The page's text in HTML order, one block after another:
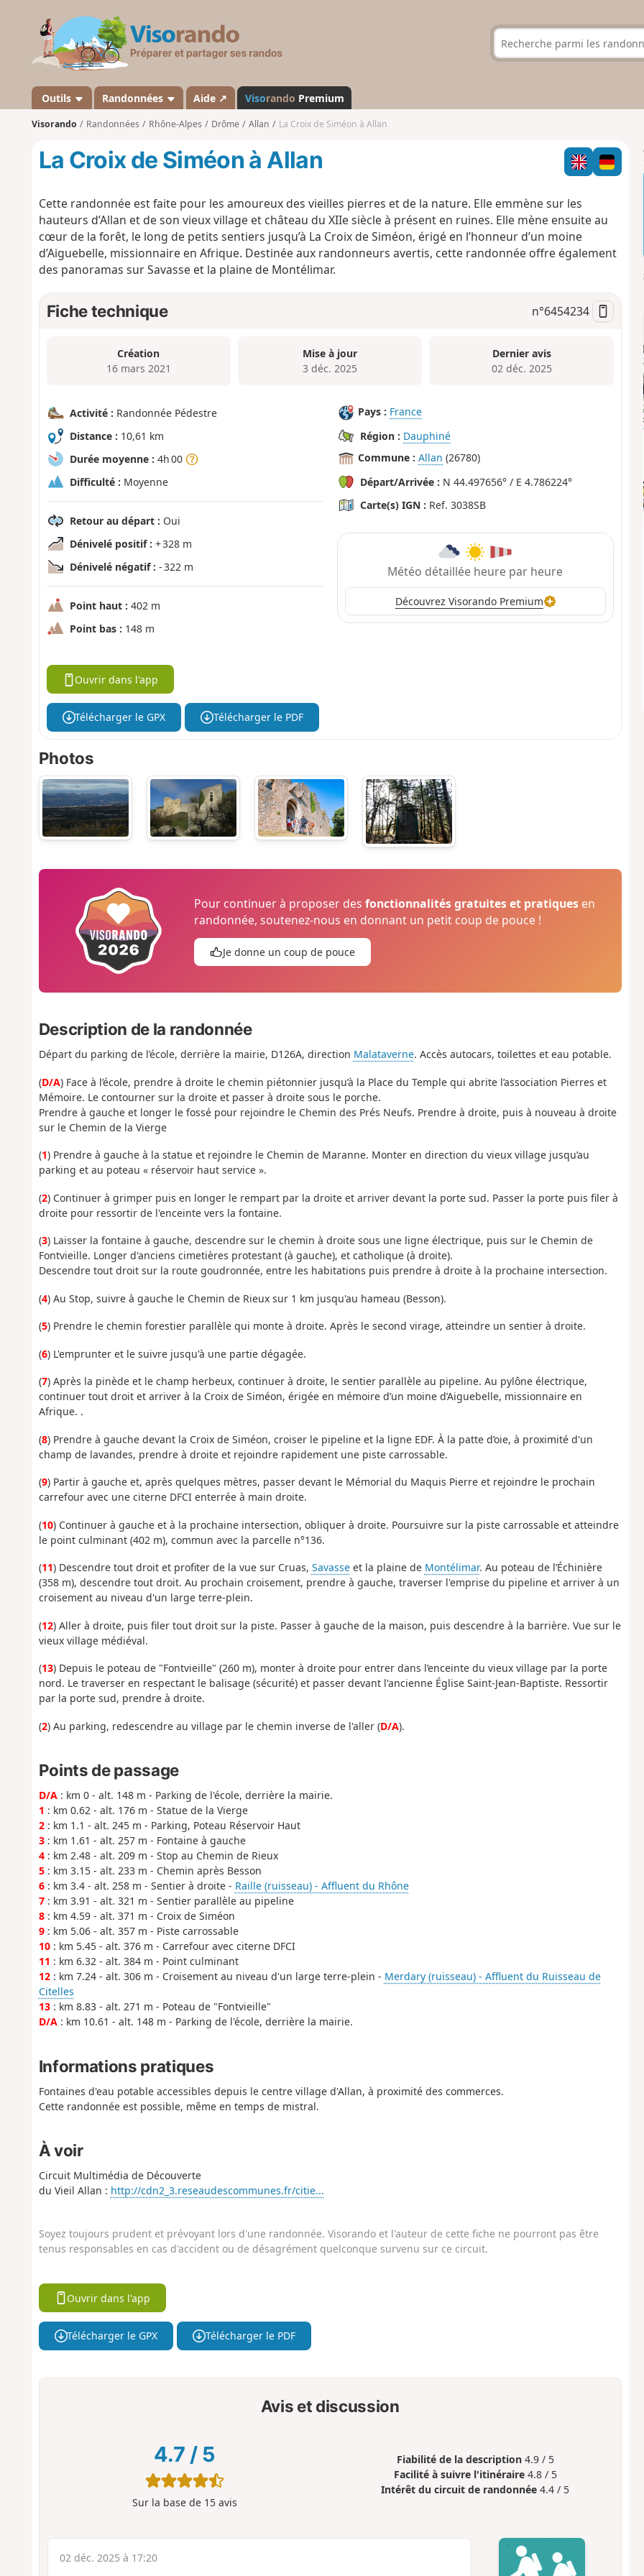
s
a
n
d
Outils Randonnées Aide ↗ Visorando Premium
Visorando Randonnées Rhône-Alpes Drôme Allan La Croix de Siméon à Allan
La Croix de Siméon à Allan
Cette randonnée est faite pour les amoureux des vieilles pierres et de la nature. Elle emmène sur les
hauteurs d’Allan et de son vieux village et château du XIIe siècle à présent en ruines. Elle mène ensuite au
cœur de la forêt, le long de petits sentiers jusqu’à La Croix de Siméon, érigé en l’honneur d’un moine
d’Aiguebelle, missionnaire en Afrique. Destinée aux randonneurs avertis, cette randonnée offre également
des panoramas sur Savasse et la plaine de Montélimar.
Fiche technique n°6454234
Création
16 mars 2021
Mise à jour
3 déc. 2025
Dernier avis
02 déc. 2025
Activité : Randonnée Pédestre
Distance : 10,61 km
Durée moyenne : 4h 00
Difficulté : Moyenne
Retour au départ : Oui
Dénivelé positif : + 328 m
Dénivelé négatif : - 322 m
Point haut : 402 m
Point bas : 148 m
Pays : France
Région : Dauphiné
Commune : Allan (26780)
Départ/Arrivée : N 44.497656° / E 4.786224°
Carte(s) IGN : Ref. 3038SB
Météo détaillée heure par heure
Découvrez Visorando Premium
Ouvrir dans l'app
Télécharger le GPX Télécharger le PDF
Photos
Pour continuer à proposer desfonctionnalités gratuites et pratiques en
randonnée, soutenez-nous en donnant un petit coup de pouce !
Je donne un coup de pouce
Description de la randonnée
Départ du parking de l’école, derrière la mairie, D126A, direction Malataverne. Accès autocars, toilettes et eau potable.
(D/A) Face à l’école, prendre à droite le chemin piétonnier jusqu’à la Place du Temple qui abrite l’association Pierres et
Mémoire. Le contourner sur la droite et passer à droite sous le porche.
Prendre à gauche et longer le fossé pour rejoindre le Chemin des Prés Neufs. Prendre à droite, puis à nouveau à droite
sur le Chemin de la Vierge
(1) Prendre à gauche à la statue et rejoindre le Chemin de Maranne. Monter en direction du vieux village jusqu’au
parking et au poteau « réservoir haut service ».
(2) Continuer à grimper puis en longer le rempart par la droite et arriver devant la porte sud. Passer la porte puis filer à
droite pour ressortir de l'enceinte vers la fontaine.
(3) Laisser la fontaine à gauche, descendre sur le chemin à droite sous une ligne électrique, puis sur le Chemin de
Fontvieille. Longer d'anciens cimetières protestant (à gauche), et catholique (à droite).
Descendre tout droit sur la route goudronnée, entre les habitations puis prendre à droite à la prochaine intersection.
(4) Au Stop, suivre à gauche le Chemin de Rieux sur 1 km jusqu'au hameau (Besson).
(5) Prendre le chemin forestier parallèle qui monte à droite. Après le second virage, atteindre un sentier à droite.
(6) L'emprunter et le suivre jusqu'à une partie dégagée.
(7) Après la pinède et le champ herbeux, continuer à droite, le sentier parallèle au pipeline. Au pylône électrique,
continuer tout droit et arriver à la Croix de Siméon, érigée en mémoire d’un moine d’Aiguebelle, missionnaire en
Afrique. .
(8) Prendre à gauche devant la Croix de Siméon, croiser le pipeline et la ligne EDF. À la patte d’oie, à proximité d'un
champ de lavandes, prendre à droite et rejoindre rapidement une piste carrossable.
(9) Partir à gauche et, après quelques mètres, passer devant le Mémorial du Maquis Pierre et rejoindre le prochain
carrefour avec une citerne DFCI enterrée à main droite.
(10) Continuer à gauche et à la prochaine intersection, obliquer à droite. Poursuivre sur la piste carrossable et atteindre
le point culminant (402 m), commun avec la parcelle n°136.
(11) Descendre tout droit et profiter de la vue sur Cruas, Savasseet la plaine de Montélimar. Au poteau de l’Échinière
(358 m), descendre tout droit. Au prochain croisement, prendre à gauche, traverser l'emprise du pipeline et arriver à un
croisement au niveau d'un large terre-plein.
(12) Aller à droite, puis filer tout droit sur la piste. Passer à gauche de la maison, puis descendre à la barrière. Vue sur le
vieux village médiéval.
(13) Depuis le poteau de "Fontvieille" (260 m), monter à droite pour entrer dans l’enceinte du vieux village par la porte
nord. Le traverser en respectant le balisage (sécurité) et passer devant l'ancienne Église Saint-Jean-Baptiste. Ressortir
par la porte sud, prendre à droite.
(2) Au parking, redescendre au village par le chemin inverse de l'aller (D/A).
Points de passage
D/A: km 0 - alt. 148 m - Parking de l'école, derrière la mairie.
1 : km 0.62 - alt. 176 m - Statue de la Vierge
2: km 1.1 - alt. 245 m - Parking, Poteau Réservoir Haut
3: km 1.61 - alt. 257 m - Fontaine à gauche
4: km 2.48 - alt. 209 m - Stop au Chemin de Rieux
5: km 3.15 - alt. 233 m - Chemin après Besson
6: km 3.4 - alt. 258 m - Sentier à droite - Raille (ruisseau) - Affluent du Rhône
7: km 3.91 - alt. 321 m - Sentier parallèle au pipeline
8: km 4.59 - alt. 371 m - Croix de Siméon
9: km 5.06 - alt. 357 m - Piste carrossable
10: km 5.45 - alt. 376 m - Carrefour avec citerne DFCI
11 : km 6.32 - alt. 384 m - Point culminant
12: km 7.24 - alt. 306 m - Croisement au niveau d'un large terre-plein - Merdary (ruisseau) - Affluent du Ruisseau de
Citelles
13: km 8.83 - alt. 271 m - Poteau de "Fontvieille"
D/A: km 10.61 - alt. 148 m - Parking de l'école, derrière la mairie.
Informations pratiques
Fontaines d'eau potable accessibles depuis le centre village d'Allan, à proximité des commerces.
Cette randonnée est possible, même en temps de mistral.
À voir
Circuit Multimédia de Découverte
du Vieil Allan : http://cdn2_3.reseaudescommunes.fr/citie...
Soyez toujours prudent et prévoyant lors d'une randonnée. Visorando et l'auteur de cette fiche ne pourront pas être
tenus responsables en cas d'accident ou de désagrément quelconque survenu sur ce circuit.
Ouvrir dans l'app
Télécharger le GPX Télécharger le PDF
Avis et discussion
4.7 / 5
Sur la base de 15avis
Fiabilité de la description 4.9 / 5
Facilité à suivre l'itinéraire 4.8 / 5
Intérêt du circuit de randonnée 4.4 / 5
02 déc. 2025 à 17:20